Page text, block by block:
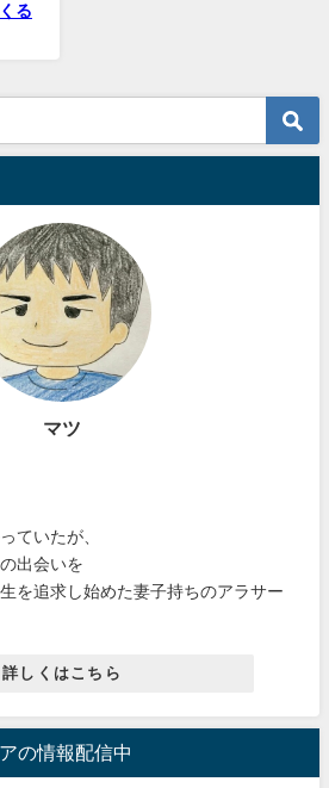
る
マツ
ていたが、
出会いを
を追求し始めた妻子持ちのアラサー
詳しくはこちら
の情報配信中